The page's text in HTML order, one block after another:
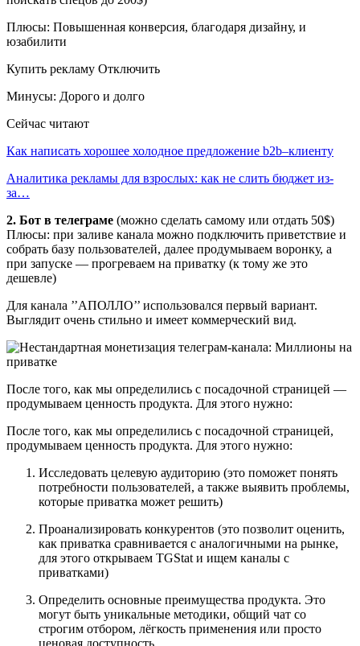
Плюсы: Повышенная конверсия, благодаря дизайну, и
юзабилити
Купить рекламу Отключить
Минусы: Дорого и долго
Сейчас читают
Как написать хорошее холодное предложение b2b–клиенту
Аналитика рекламы для взрослых: как не слить бюджет из-
за…
2. Бот в телеграме (можно сделать самому или отдать 50$)
Плюсы: при заливе канала можно подключить приветствие и
собрать базу пользователей, далее продумываем воронку, а
при запуске — прогреваем на приватку (к тому же это
дешевле)
Для канала ’’АПОЛЛО’’ использовался первый вариант.
Выглядит очень стильно и имеет коммерческий вид.
После того, как мы определились с посадочной страницей —
продумываем ценность продукта. Для этого нужно:
После того, как мы определились с посадочной страницей,
продумываем ценность продукта. Для этого нужно:
Исследовать целевую аудиторию (это поможет понять
потребности пользователей, а также выявить проблемы,
которые приватка может решить)
Проанализировать конкурентов (это позволит оценить,
как приватка сравнивается с аналогичными на рынке,
для этого открываем TGStat и ищем каналы с
приватками)
Определить основные преимущества продукта. Это
могут быть уникальные методики, общий чат со
строгим отбором, лёгкость применения или просто
ценовая доступность.